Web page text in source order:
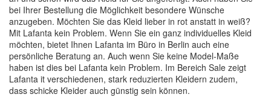
bei Ihrer Bestellung die Möglichkeit besondere Wünsche
anzugeben. Möchten Sie das Kleid lieber in rot anstatt in weiß?
Mit Lafanta kein Problem. Wenn Sie ein ganz individuelles Kleid
möchten, bietet Ihnen Lafanta im Büro in Berlin auch eine
persönliche Beratung an. Auch wenn Sie keine Model-Maße
haben ist dies bei Lafanta kein Problem. Im Bereich Sale zeigt
Lafanta it verschiedenen, stark reduzierten Kleidern zudem,
dass schicke Kleider auch günstig sein können.